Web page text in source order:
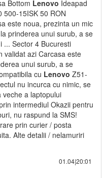
Bottom Lenovo Ideapad
500-15ISK 50 RON
este noua, prezinta un mic
prinderea unui surub, a se
... Sector 4 Bucuresti
validat azi Carcasa este
unui surub, a se
cu Lenovo Z51-
nu incurca cu nimic, se
a laptopului
intermediul Okazii pentru
nu raspund la SMS!
prin curier / posta
Alte detalii / nelamuriri
01.04|20:01